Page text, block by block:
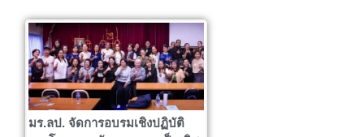
มร.ลป. จัดการอบรมเชิงปฏิบัติ